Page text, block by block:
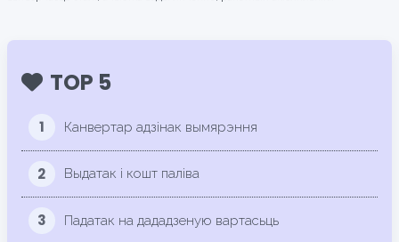
TOP 5
1 Канвертар адзінак вымярэння
2 Выдатак і кошт паліва
3 Падатак на дададзеную вартасьць